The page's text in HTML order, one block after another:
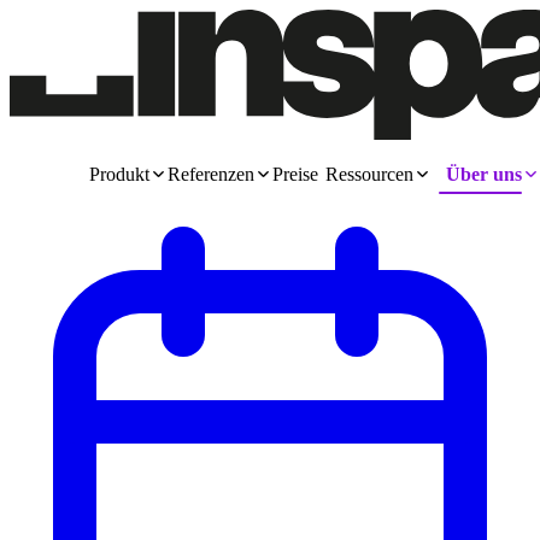
Produkt Referenzen Preise Ressourcen Über uns